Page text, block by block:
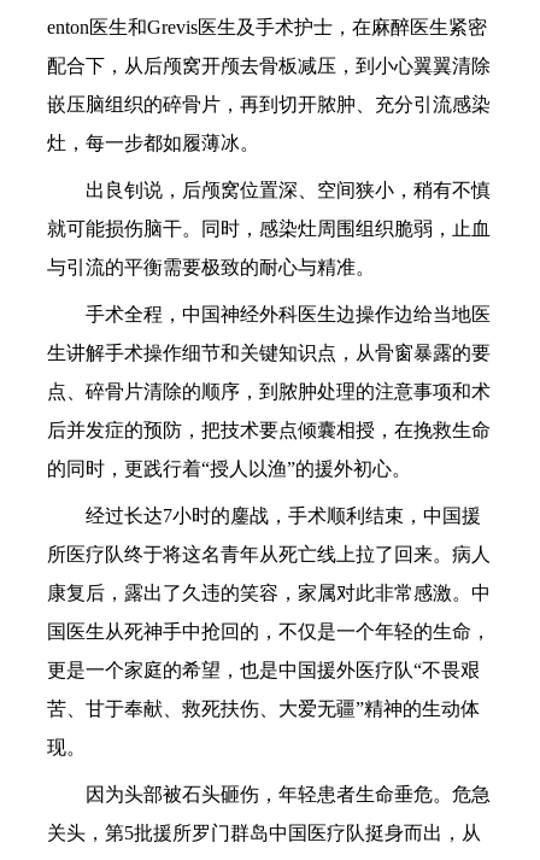
enton医生和Grevis医生及手术护士，在麻醉医生紧密
配合下，从后颅窝开颅去骨板减压，到小心翼翼清除
嵌压脑组织的碎骨片，再到切开脓肿、充分引流感染
灶，每一步都如履薄冰。
出良钊说，后颅窝位置深、空间狭小，稍有不慎
就可能损伤脑干。同时，感染灶周围组织脆弱，止血
与引流的平衡需要极致的耐心与精准。
手术全程，中国神经外科医生边操作边给当地医
生讲解手术操作细节和关键知识点，从骨窗暴露的要
点、碎骨片清除的顺序，到脓肿处理的注意事项和术
后并发症的预防，把技术要点倾囊相授，在挽救生命
的同时，更践行着“授人以渔”的援外初心。
经过长达7小时的鏖战，手术顺利结束，中国援
所医疗队终于将这名青年从死亡线上拉了回来。病人
康复后，露出了久违的笑容，家属对此非常感激。中
国医生从死神手中抢回的，不仅是一个年轻的生命，
更是一个家庭的希望，也是中国援外医疗队“不畏艰
苦、甘于奉献、救死扶伤、大爱无疆”精神的生动体
现。
因为头部被石头砸伤，年轻患者生命垂危。危急
关头，第5批援所罗门群岛中国医疗队挺身而出，从